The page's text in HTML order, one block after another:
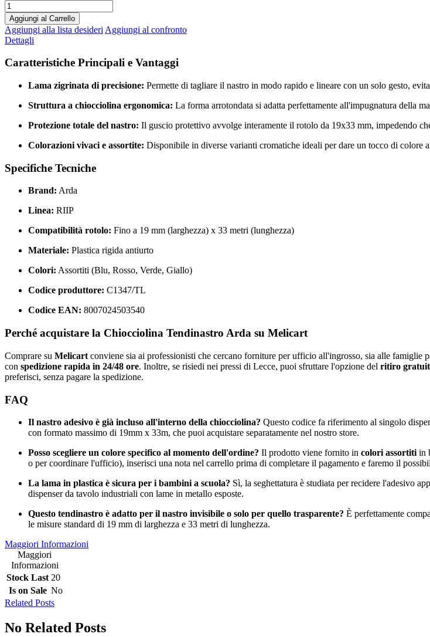
Aggiungi al Carrello
Aggiungi alla lista desideri Aggiungi al confronto
Dettagli
Caratteristiche Principali e Vantaggi
Lama zigrinata di precisione: Permette di tagliare il nastro in modo rapido e lineare con un solo gesto,
Struttura a chiocciolina ergonomica: La forma arrotondata si adatta perfettamente all'impugnatura della
Protezione totale del nastro: Il guscio protettivo avvolge interamente il rotolo da 19x33 mm, impedendo
Colorazioni vivaci e assortite: Disponibile in diverse varianti cromatiche ideali per dare un tocco di
Specifiche Tecniche
Brand: Arda
Linea: RIIP
Compatibilità rotolo: Fino a 19 mm (larghezza) x 33 metri (lunghezza)
Materiale: Plastica rigida antiurto
Colori: Assortiti (Blu, Rosso, Verde, Giallo)
Codice produttore: C1347/TL
Codice EAN: 8007024503540
Perché acquistare la Chiocciolina Tendinastro Arda su Melicart
Comprare su Melicart conviene sia ai professionisti che cercano forniture per ufficio all'ingrosso, sia alle famiglie
con spedizione rapida in 24/48 ore. Inoltre, se risiedi nei pressi di Lecce, puoi sfruttare l'opzione del ritiro
preferisci, senza pagare la spedizione.
FAQ
Il nastro adesivo è già incluso all'interno della chiocciolina? Questo codice fa riferimento al singolo
con formato massimo di 19mm x 33m, che puoi acquistare separatamente nel nostro store.
Posso scegliere un colore specifico al momento dell'ordine? Il prodotto viene fornito in colori assortiti in
o per coordinare l'ufficio), inserisci una nota nel carrello prima di completare il pagamento e faremo il
La lama in plastica è sicura per i bambini a scuola? Sì, la seghettatura è studiata per recidere l'adesivo
dispenser da tavolo industriali con lame in metallo esposte.
Questo tendinastro è adatto per il nastro invisibile o solo per quello trasparente? È perfettamente
le misure standard di 19 mm di larghezza e 33 metri di lunghezza.
Maggiori Informazioni
Maggiori
Informazioni
Stock Last 20
Is on Sale No
Related Posts
No Related Posts